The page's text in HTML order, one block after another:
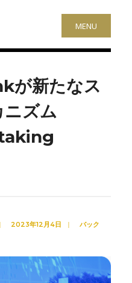
MENU
が新たなス
ニズム
| 2023年12月4日 |
バック